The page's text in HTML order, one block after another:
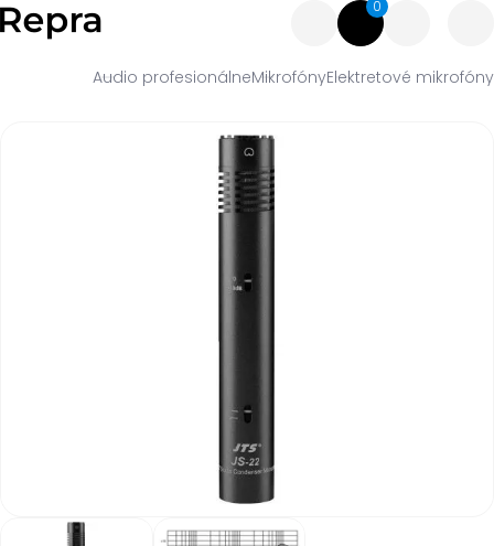
0
Audio profesionálneMikrofónyElektretové mikrofóny